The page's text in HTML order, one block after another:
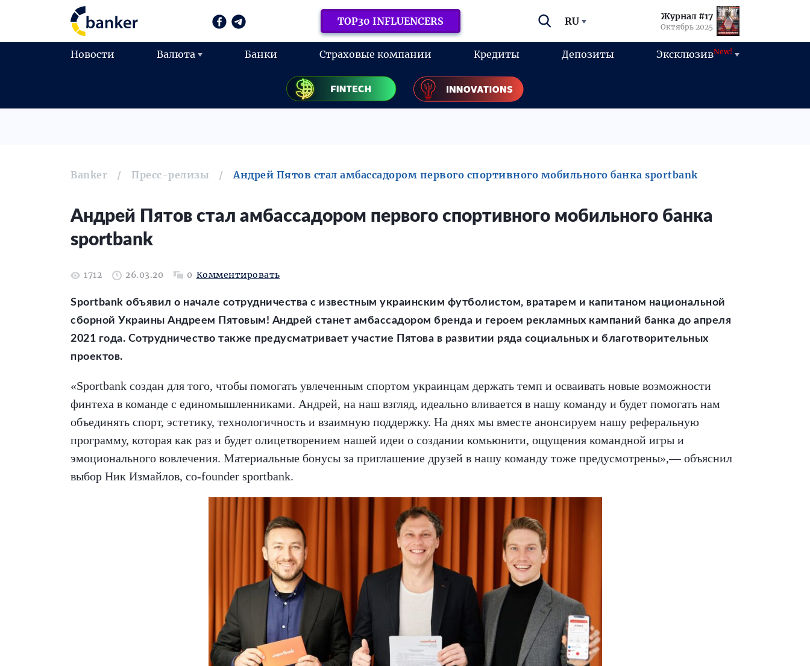
TOP30 INFLUENCERS RU Журнал #17
Октябрь 2025
Новости Валюта Банки Страховые компании Кредиты Депозиты ЭксклюзивNew!
Banker Пресс-релизы Андрей Пятов стал амбассадором первого спортивного мобильного банка sportbank
Андрей Пятов стал амбассадором первого спортивного мобильного банка
sportbank
1712 26.03.20 0 Комментировать
Sportbank объявил о начале сотрудничества с известным украинским футболистом, вратарем и капитаном национальной
сборной Украины Андреем Пятовым! Андрей станет амбассадором бренда и героем рекламных кампаний банка до апреля
2021 года. Сотрудничество также предусматривает участие Пятова в развитии ряда социальных и благотворительных
проектов.
«Sportbank создан для того, чтобы помогать увлеченным спортом украинцам держать темп и осваивать новые возможности
финтеха в команде с единомышленниками. Андрей, на наш взгляд, идеально вливается в нашу команду и будет помогать нам
объединять спорт, эстетику, технологичность и взаимную поддержку. На днях мы вместе анонсируем нашу реферальную
программу, которая как раз и будет олицетворением нашей идеи о создании комьюнити, ощущения командной игры и
эмоционального вовлечения. Материальные бонусы за приглашение друзей в нашу команду тоже предусмотрены»,— объяснил
выбор Ник Измайлов, со-founder sportbank.